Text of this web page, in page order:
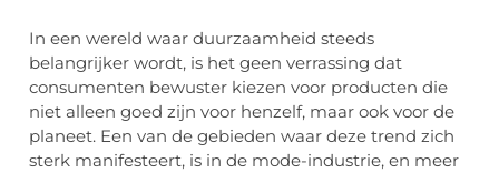
In een wereld waar duurzaamheid steeds
belangrijker wordt, is het geen verrassing dat
consumenten bewuster kiezen voor producten die
niet alleen goed zijn voor henzelf, maar ook voor de
planeet. Een van de gebieden waar deze trend zich
sterk manifesteert, is in de mode-industrie, en meer